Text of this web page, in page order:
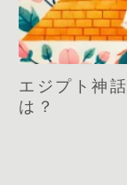
エジプト神
は？